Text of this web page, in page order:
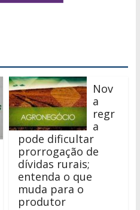
Nov
a
regr
a
pode dificultar
prorrogação de
dívidas rurais;
entenda o que
muda para o
produtor